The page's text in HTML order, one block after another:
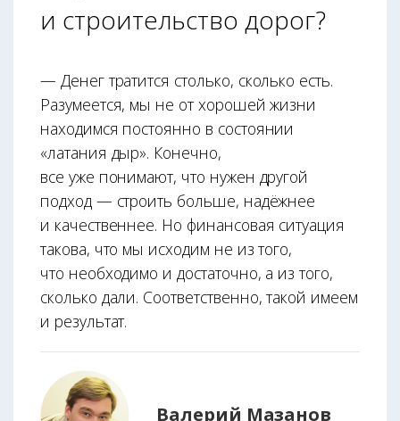
и строительство дорог?
— Денег тратится столько, сколько есть.
Разумеется, мы не от хорошей жизни
находимся постоянно в состоянии
«латания дыр». Конечно,
все уже понимают, что нужен другой
подход — строить больше, надёжнее
и качественнее. Но финансовая ситуация
такова, что мы исходим не из того,
что необходимо и достаточно, а из того,
сколько дали. Соответственно, такой имеем
и результат.
Валерий Мазанов